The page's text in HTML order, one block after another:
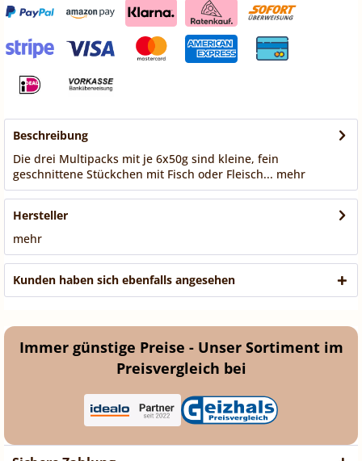
Beschreibung
Die drei Multipacks mit je 6x50g sind kleine, fein
geschnittene Stückchen mit Fisch oder Fleisch... mehr
Hersteller
mehr
Kunden haben sich ebenfalls angesehen
Immer günstige Preise - Unser Sortiment im
Preisvergleich bei